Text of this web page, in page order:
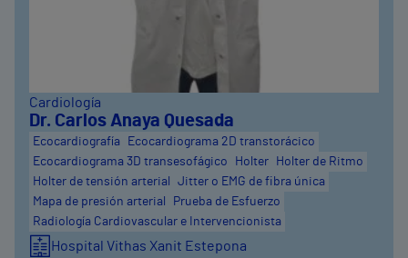
Cardiología
Dr. Carlos Anaya Quesada
Ecocardiografía
Ecocardiograma 2D transtorácico
Ecocardiograma 3D transesofágico
Holter
Holter de Ritmo
Holter de tensión arterial
Jitter o EMG de fibra única
Mapa de presión arterial
Prueba de Esfuerzo
Radiología Cardiovascular e Intervencionista
Hospital Vithas Xanit Estepona